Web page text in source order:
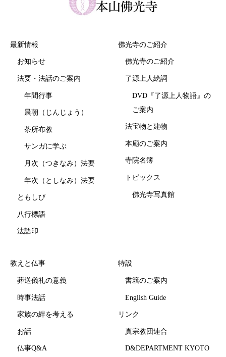
最新情報
お知らせ
法要・法話のご案内
年間行事
晨朝（じんじょう）
茶所布教
サンガに学ぶ
月次（つきなみ）法要
年次（としなみ）法要
ともしび
八行標語
法語印
佛光寺のご紹介
佛光寺のご紹介
了源上人絵詞
DVD『了源上人物語』の
ご案内
法宝物と建物
本廟のご案内
寺院名簿
トピックス
佛光寺写真館
教えと仏事
葬送儀礼の意義
時事法話
家族の絆を考える
お話
仏事Q&A
特設
書籍のご案内
English Guide
リンク
真宗教団連合
D&DEPARTMENT KYOTO